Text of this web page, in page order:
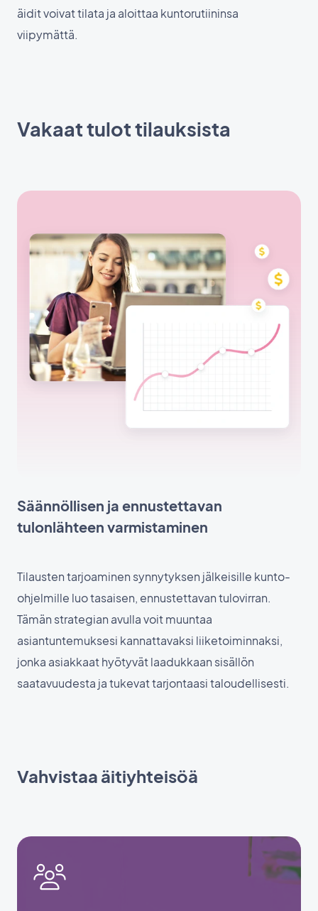
äidit voivat tilata ja aloittaa kuntorutiininsa
viipymättä.
Vakaat tulot tilauksista
Säännöllisen ja ennustettavan
tulonlähteen varmistaminen
Tilausten tarjoaminen synnytyksen jälkeisille kunto-
ohjelmille luo tasaisen, ennustettavan tulovirran.
Tämän strategian avulla voit muuntaa
asiantuntemuksesi kannattavaksi liiketoiminnaksi,
jonka asiakkaat hyötyvät laadukkaan sisällön
saatavuudesta ja tukevat tarjontaasi taloudellisesti.
Vahvistaa äitiyhteisöä